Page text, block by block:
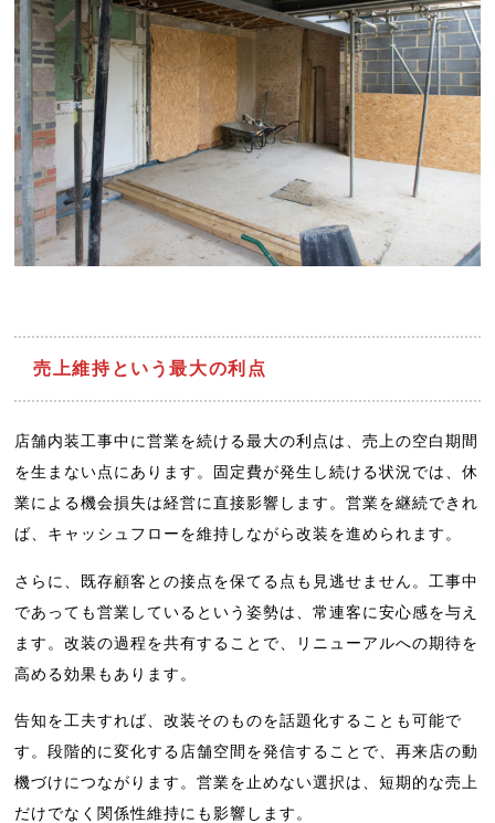
売上維持という最大の利点
店舗内装工事中に営業を続ける最大の利点は、売上の空白期間
を生まない点にあります。固定費が発生し続ける状況では、休
業による機会損失は経営に直接影響します。営業を継続できれ
ば、キャッシュフローを維持しながら改装を進められます。
さらに、既存顧客との接点を保てる点も見逃せません。工事中
であっても営業しているという姿勢は、常連客に安心感を与え
ます。改装の過程を共有することで、リニューアルへの期待を
高める効果もあります。
告知を工夫すれば、改装そのものを話題化することも可能で
す。段階的に変化する店舗空間を発信することで、再来店の動
機づけにつながります。営業を止めない選択は、短期的な売上
だけでなく関係性維持にも影響します。